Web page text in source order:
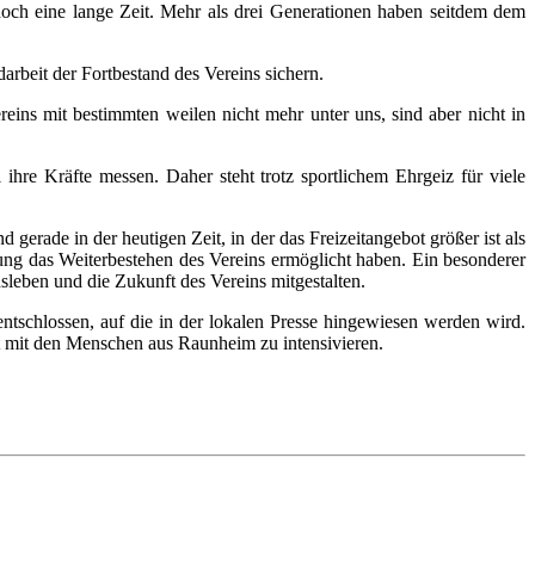
eine lange Zeit. Mehr als drei Generationen haben seitdem dem
der Fortbestand des Vereins sichern.
mit bestimmten weilen nicht mehr unter uns, sind aber nicht in
Kräfte messen. Daher steht trotz sportlichem Ehrgeiz für viele
in der heutigen Zeit, in der das Freizeitangebot größer ist als
das Weiterbestehen des Vereins ermöglicht haben. Ein besonderer
und die Zukunft des Vereins mitgestalten.
auf die in der lokalen Presse hingewiesen werden wird.
mit den Menschen aus Raunheim zu intensivieren.